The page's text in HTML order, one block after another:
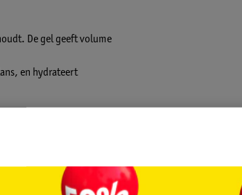
De gel geeft volume
en hydrateert